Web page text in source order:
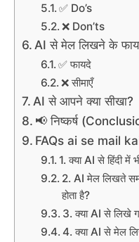
✅ Do’s
❌ Don’ts
AI से मेल लिखने के
✅ फायदे
❌ सीमाएँ
AI से आपने क्या सीखा?
📢 निष्कर्ष
FAQs ai se mail
1. क्या AI से हिंदी
2. AI मेल लिखते
होता है?
3. क्या AI से लिखे
4. क्या AI से मेल